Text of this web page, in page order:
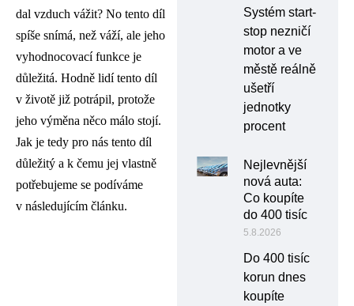
dal vzduch vážit? No tento díl
spíše snímá, než váží, ale jeho
vyhodnocovací funkce je
důležitá. Hodně lidí tento díl
v životě již potrápil, protože
jeho výměna něco málo stojí.
Jak je tedy pro nás tento díl
důležitý a k čemu jej vlastně
potřebujeme se podíváme
v následujícím článku.
Systém start-
stop nezničí
motor a ve
městě reálně
ušetří
jednotky
procent
Nejlevnější
nová auta:
Co koupíte
do 400 tisíc
5.8.2026
Do 400 tisíc
korun dnes
koupíte